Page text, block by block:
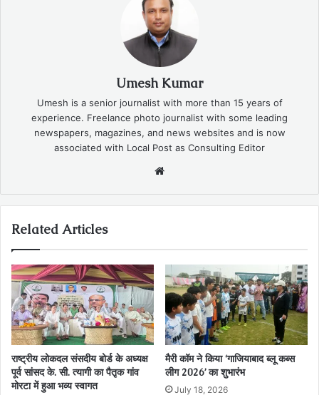
Umesh Kumar
Umesh is a senior journalist with more than 15 years of
experience. Freelance photo journalist with some leading
newspapers, magazines, and news websites and is now
associated with Local Post as Consulting Editor
Related Articles
राष्ट्रीय लोकदल संसदीय बोर्ड के अध्यक्ष
पूर्व सांसद के. सी. त्यागी का पैतृक गांव
मोरटा में हुआ भव्य स्वागत
मैरी कॉम ने किया ‘गाजियाबाद ब्लू कब्स
लीग 2026’ का शुभारंभ
July 18, 2026